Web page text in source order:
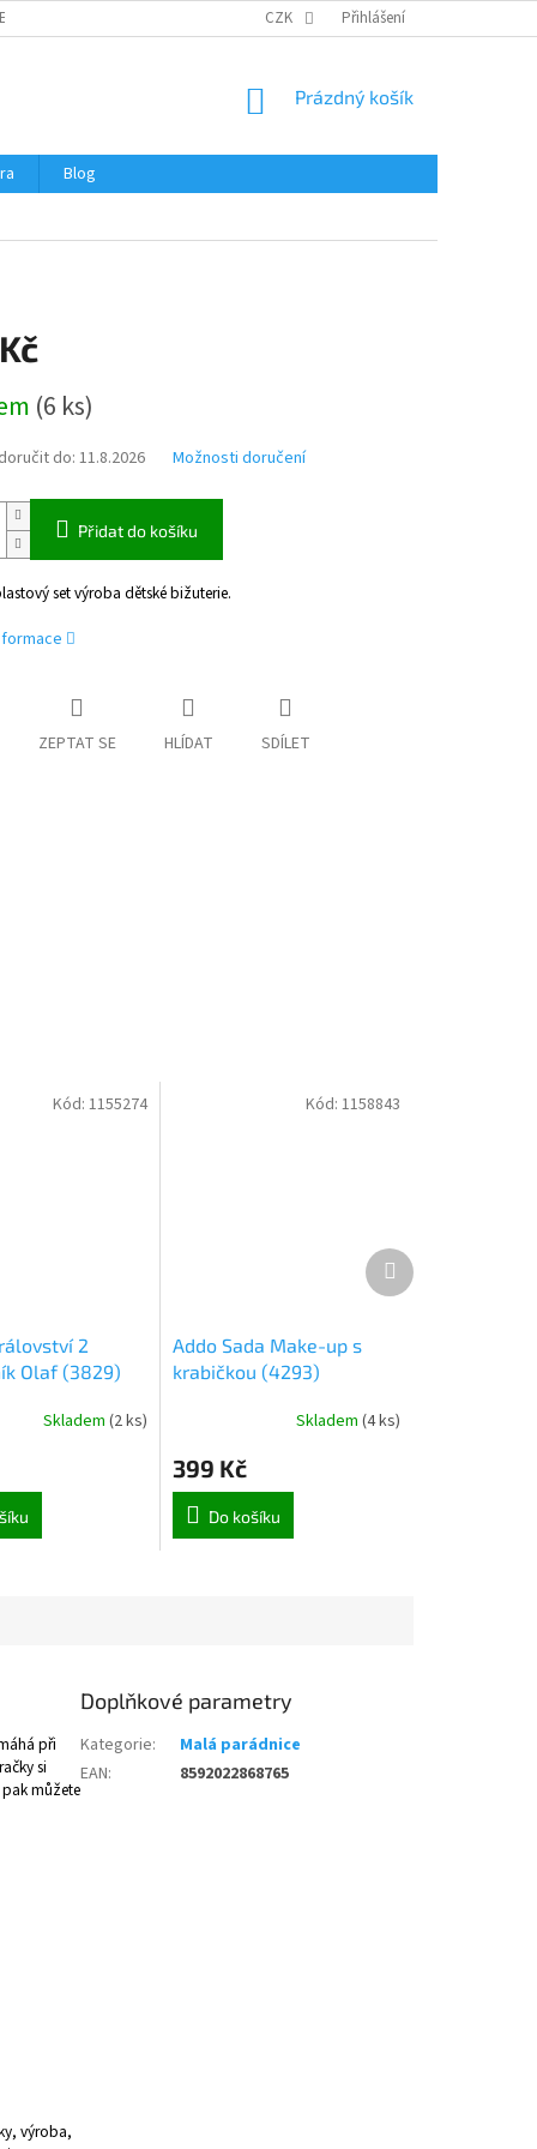
A NÁVODY OBCHODNÍ PODMÍNKY OCHRANA OSOBNÍCH
CZK Přihlášení
NÁKUPNÍ
Prázdný košík
Blog
(6 ks)
do: 11.8.2026 Možnosti doručení
Přidat do košíku
set výroba dětské bižuterie.
ZEPTAT SE HLÍDAT SDÍLET
2
Olaf (3829)
Skladem(2 ks)
Kód:1155274
Addo Sada Make-up s
krabičkou (4293)
Skladem (4 ks)
399 Kč
Do košíku
Kód: 1158843
Další
produkt
při
si
můžete
výroba,
Doplňkové parametry
Kategorie:
Malá parádnice
EAN: 8592022868765